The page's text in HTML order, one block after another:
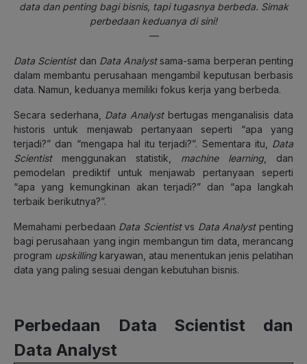
data dan penting bagi bisnis, tapi tugasnya berbeda. Simak
perbedaan keduanya di sini!
—
Data Scientistdan Data Analystsama-sama berperan penting
dalam membantu perusahaan mengambil keputusan berbasis
data. Namun, keduanya memiliki fokus kerja yang berbeda.
Secara sederhana, Data Analystbertugas menganalisis data
historis untuk menjawab pertanyaan seperti “apa yang
terjadi?” dan “mengapa hal itu terjadi?”. Sementara itu, Data
Scientistmenggunakan statistik, machine learning , dan
pemodelan prediktif untuk menjawab pertanyaan seperti
“apa yang kemungkinan akan terjadi?” dan “apa langkah
terbaik berikutnya?”.
Memahami perbedaan Data Scientistvs Data Analystpenting
bagi perusahaan yang ingin membangun tim data, merancang
program upskilling karyawan, atau menentukan jenis pelatihan
data yang paling sesuai dengan kebutuhan bisnis.
Perbedaan Data Scientist dan
Data Analyst